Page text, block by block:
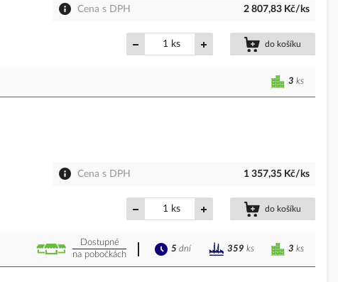
Cena s DPH 2 807,83 Kč/ks
ks do košíku
3 ks
Cena s DPH 1 357,35 Kč/ks
ks do košíku
Dostupné
na pobočkách
3 ks
5 dní 359 ks